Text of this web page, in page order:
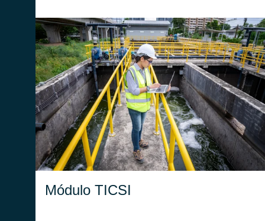
Módulo TICSI
Definición y gestión de las empresas, de los
puntos de descarga y cálculo de las tarifas
para los vertidos industriales.